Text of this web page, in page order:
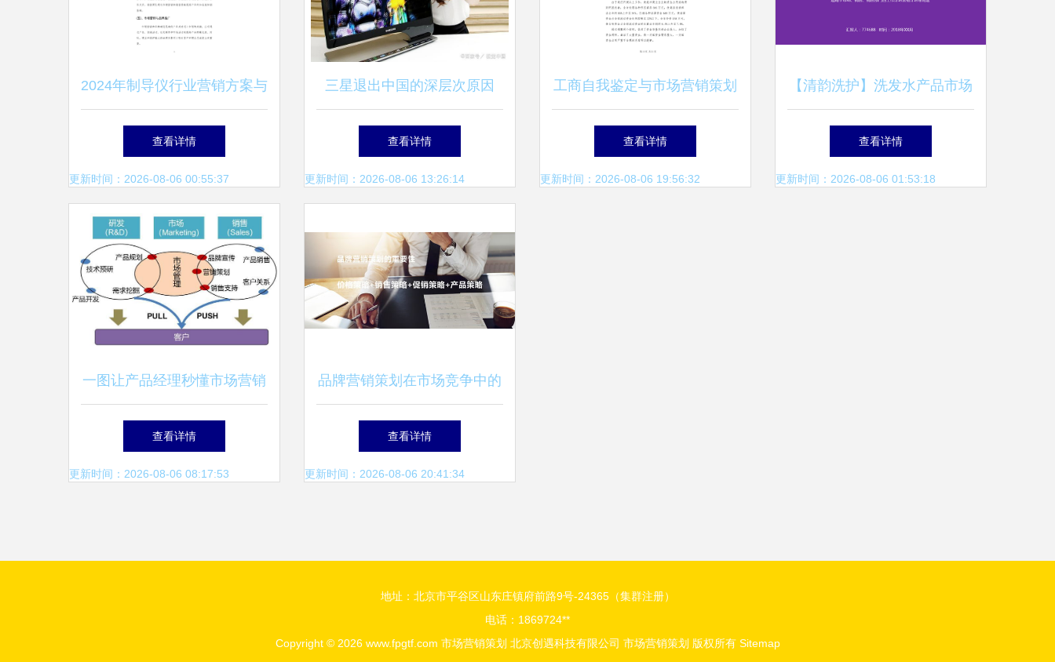
2024年制导仪行业营销方案与
市场策划
查看详情
更新时间：2026-08-06 00:55:37
三星退出中国的深层次原因
营销策略的四大失误
查看详情
更新时间：2026-08-06 13:26:14
工商自我鉴定与市场营销策划
的协同路径探析
查看详情
更新时间：2026-08-06 19:56:32
【清韵洗护】洗发水产品市场
营销策划方案
查看详情
更新时间：2026-08-06 01:53:18
一图让产品经理秒懂市场营销
的本质
查看详情
更新时间：2026-08-06 08:17:53
品牌营销策划在市场竞争中的
核心作用
查看详情
更新时间：2026-08-06 20:41:34
地址：北京市平谷区山东庄镇府前路9号-24365（集群注册）
电话：1869724**
Copyright © 2026 www.fpgtf.com 市场营销策划 北京创遇科技有限公司 市场营销策划 版权所有 Sitemap